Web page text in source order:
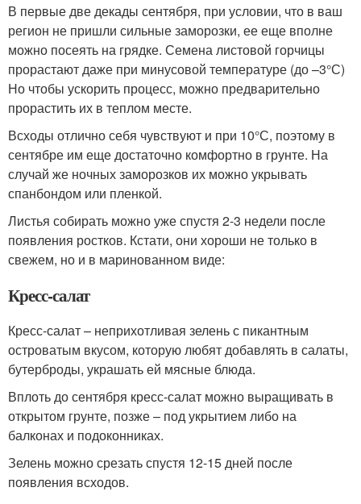
В первые две декады сентября, при условии, что в ваш
регион не пришли сильные заморозки, ее еще вполне
можно посеять на грядке. Семена листовой горчицы
прорастают даже при минусовой температуре (до –3°С)
Но чтобы ускорить процесс, можно предварительно
прорастить их в теплом месте.
Всходы отлично себя чувствуют и при 10°С, поэтому в
сентябре им еще достаточно комфортно в грунте. На
случай же ночных заморозков их можно укрывать
спанбондом или пленкой.
Листья собирать можно уже спустя 2-3 недели после
появления ростков. Кстати, они хороши не только в
свежем, но и в маринованном виде:
Кресс-салат
Кресс-салат – неприхотливая зелень с пикантным
островатым вкусом, которую любят добавлять в салаты,
бутерброды, украшать ей мясные блюда.
Вплоть до сентября кресс-салат можно выращивать в
открытом грунте, позже – под укрытием либо на
балконах и подоконниках.
Зелень можно срезать спустя 12-15 дней после
появления всходов.